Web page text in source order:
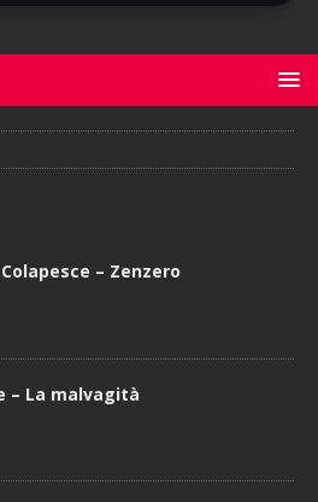
– Zenzero
– La malvagità